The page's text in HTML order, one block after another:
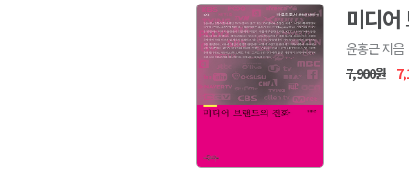
미디어
윤홍근 지음
7,900원